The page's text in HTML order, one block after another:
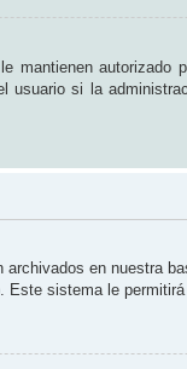
mantienen
si la
en nuestra
sistema le